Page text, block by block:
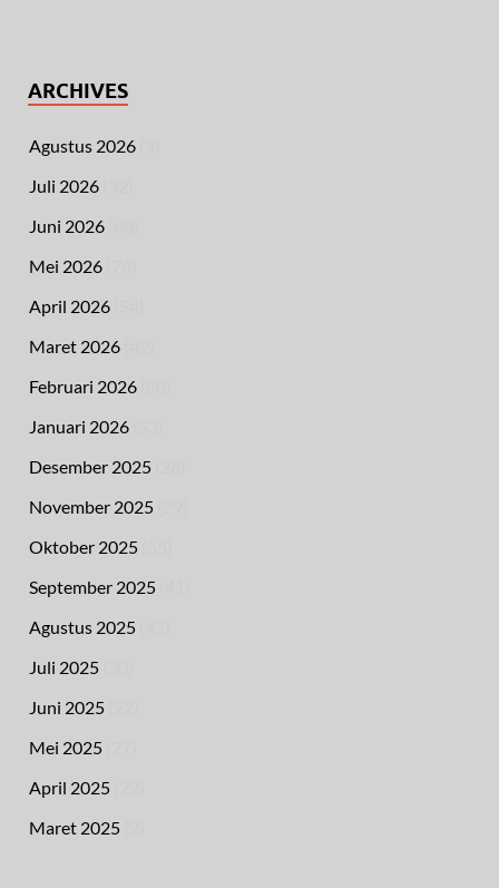
ARCHIVES
Agustus 2026
Juli 2026
Juni 2026
Mei 2026
April 2026
Maret 2026
Februari 2026
Januari 2026
Desember 2025
November 2025
Oktober 2025
September 2025
Agustus 2025
Juli 2025
Juni 2025
Mei 2025
April 2025
Maret 2025